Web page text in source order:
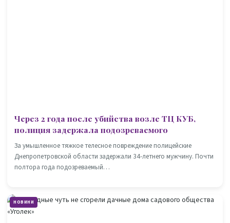
Через 2 года после убийства возле ТЦ КУБ,
полиция задержала подозреваемого
За умышленное тяжкое телесное повреждение полицейские
Днепропетровской области задержали 34-летнего мужчину. Почти
полтора года подозреваемый…
НОВИНИ